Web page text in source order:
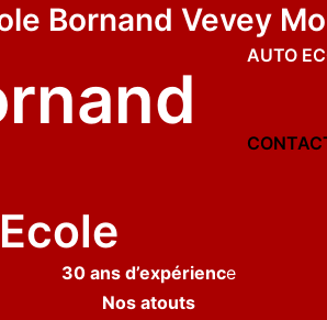
AUTO
Bornand Vevey
30 ans d’expérience
Nos atouts